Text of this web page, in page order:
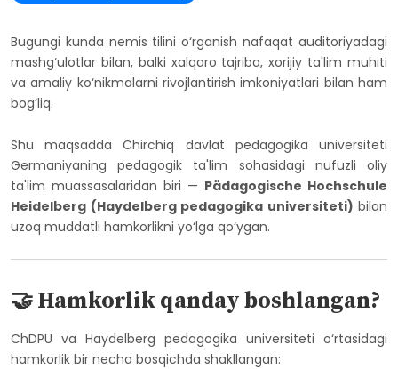
Bugungi kunda nemis tilini o‘rganish nafaqat auditoriyadagi
mashg‘ulotlar bilan, balki xalqaro tajriba, xorijiy ta'lim muhiti
va amaliy ko‘nikmalarni rivojlantirish imkoniyatlari bilan ham
bog‘liq.
Shu maqsadda Chirchiq davlat pedagogika universiteti
Germaniyaning pedagogik ta'lim sohasidagi nufuzli oliy
ta'lim muassasalaridan biri — Pädagogische Hochschule
Heidelberg (Haydelberg pedagogika universiteti) bilan
uzoq muddatli hamkorlikni yo‘lga qo‘ygan.
🤝 Hamkorlik qanday boshlangan?
ChDPU va Haydelberg pedagogika universiteti o‘rtasidagi
hamkorlik bir necha bosqichda shakllangan: